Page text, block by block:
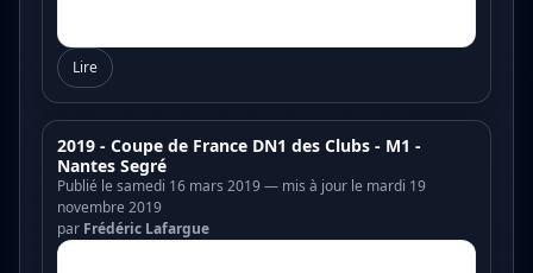
Lire
2019 - Coupe de France DN1 des Clubs - M1 -
Nantes Segré
Publié le samedi 16 mars 2019 — mis à jour le mardi 19
novembre 2019
par Frédéric Lafargue